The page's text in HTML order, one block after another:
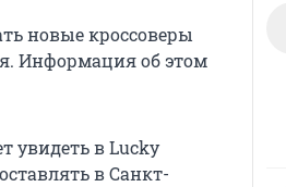
новые кроссоверы
Информация об этом
увидеть в Lucky
в Санкт-